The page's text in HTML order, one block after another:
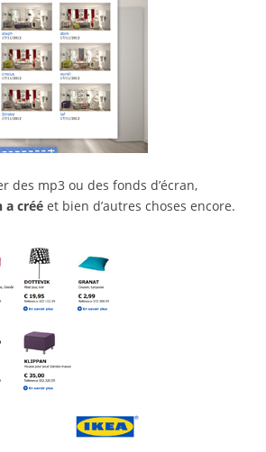
des mp3 ou des fonds d’écran,
a créé et bien d’autres choses encore.